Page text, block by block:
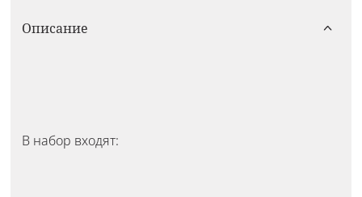
Описание
В набор входят: